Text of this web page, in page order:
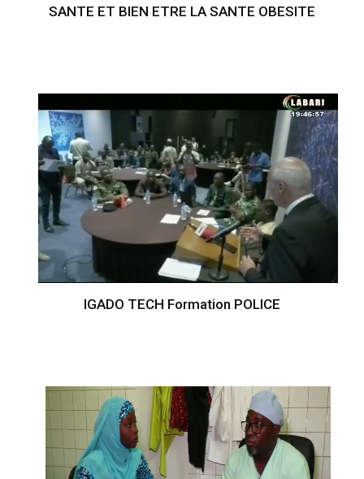
SANTE ET BIEN ETRE LA SANTE OBESITE
IGADO TECH Formation POLICE